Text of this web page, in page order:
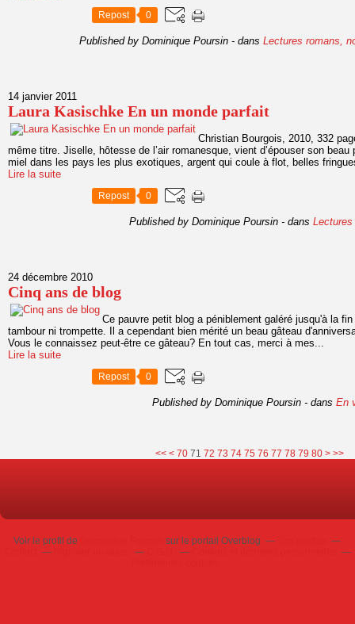
Repost 0
Published by Dominique Poursin - dans Lectures romans,
14 janvier 2011
Laura Kasischke En un monde parfait
Christian Bourgois, 2010, 332
même titre. Jiselle, hôtesse de l’air romanesque, vient d’épouser son
miel dans les pays les plus exotiques, argent qui coule à flot, belles
Lire la suite
Repost 0
Published by Dominique Poursin - dans
24 décembre 2010
Cinq ans de blog
Ce pauvre petit blog a péniblement galéré jusqu'à la
tambour ni trompette. Il a cependant bien mérité un beau gâteau
Vous le connaissez peut-être ce gâteau? En tout cas, merci à mes...
Lire la suite
Repost 0
Published by Dominique Poursin - dans En
<< < 10
20
30
40
50
60
70 71 72 73 74 75 76 77 78 79 80 90
100
> >>
Voir le profil de sur le portail Overblog